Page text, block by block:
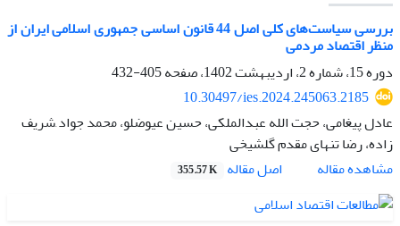
بررسی سیاست‌های کلی اصل 44 قانون اساسی جمهوری اسلامی ایران از
منظر اقتصاد مردمی
دوره 15، شماره 2، اردیبهشت 1402، صفحه
405-432
10.30497/ies.2024.245063.2185
عادل پیغامی، حجت الله عبدالملکی، حسین عیوضلو، محمد جواد َشریف
زاده، رضا تنهای مقدم گلشیخی
مشاهده مقاله
اصل مقاله 355.57 K